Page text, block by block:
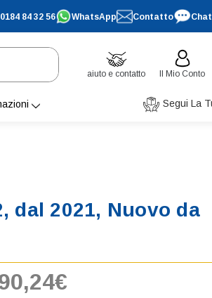
0184 84 32 56 WhatsApp Contatto Chat
aiuto e contatto Il Mio Conto
Segui La
dal 2021, Nuovo da